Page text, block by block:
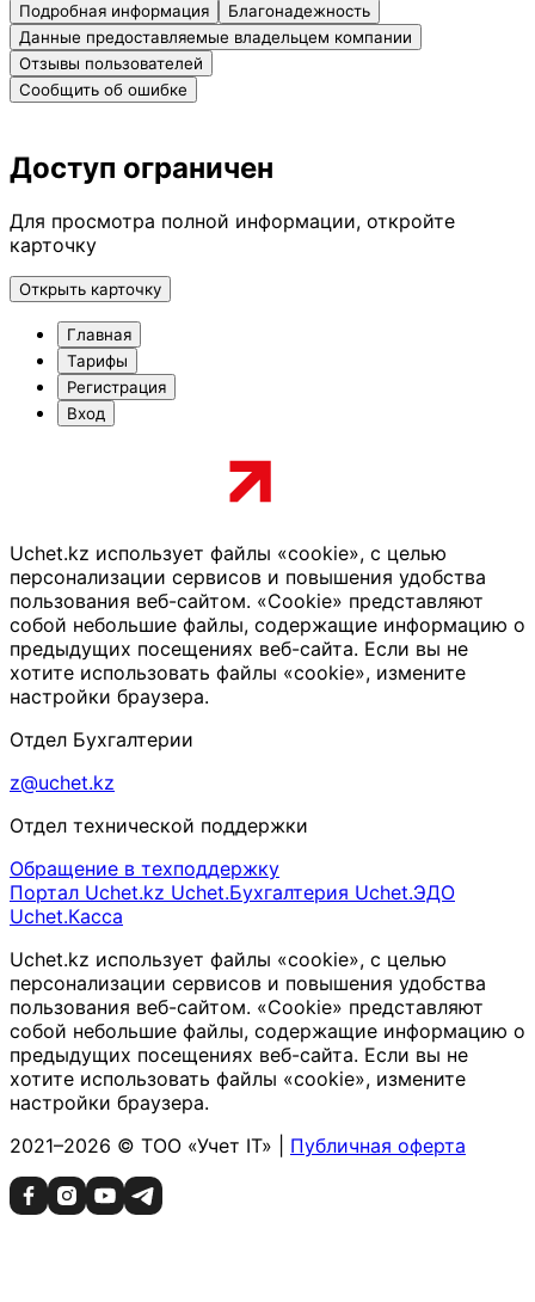
Подробная информация
Благонадежность
Данные предоставляемые владельцем компании
Отзывы пользователей
Сообщить об ошибке
Доступ ограничен
Для просмотра полной информации, откройте
карточку
Открыть карточку
Главная
Тарифы
Регистрация
Вход
Uchet.kz использует файлы «cookie», с целью
персонализации сервисов и повышения удобства
пользования веб-сайтом. «Cookie» представляют
собой небольшие файлы, содержащие информацию о
предыдущих посещениях веб-сайта. Если вы не
хотите использовать файлы «cookie», измените
настройки браузера.
Отдел Бухгалтерии
z@uchet.kz
Отдел технической поддержки
Обращение в техподдержку
Портал Uchet.kz Uchet.Бухгалтерия Uchet.ЭДО
Uchet.Касса
Uchet.kz использует файлы «cookie», с целью
персонализации сервисов и повышения удобства
пользования веб-сайтом. «Cookie» представляют
собой небольшие файлы, содержащие информацию о
предыдущих посещениях веб-сайта. Если вы не
хотите использовать файлы «cookie», измените
настройки браузера.
2021–2026 © ТОО «Учет IT» | Публичная оферта